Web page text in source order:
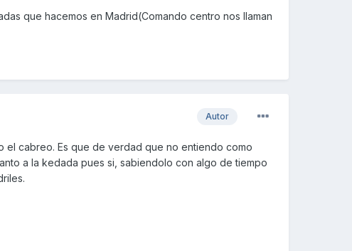
que hacemos en Madrid(Comando centro nos llaman
Autor
el cabreo. Es que de verdad que no entiendo como
a la kedada pues si, sabiendolo con algo de tiempo